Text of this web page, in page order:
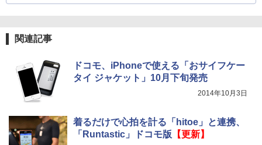
関連記事
ドコモ、iPhoneで使える「おサイフケー
タイ ジャケット」10月下旬発売
2014年10月3日
着るだけで心拍を計る「hitoe」と連携、
「Runtastic」ドコモ版 【更新】